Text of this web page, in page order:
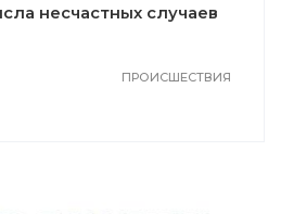
несчастных случаев
ПРОИСШЕСТВИЯ